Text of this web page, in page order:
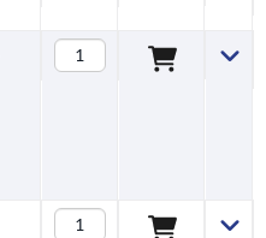
— 78 —
— 78 —